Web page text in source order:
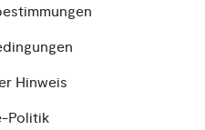
Hinweis
Politik